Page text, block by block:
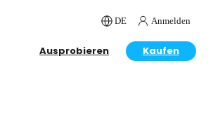
DE Anmelden
Ausprobieren Kaufen